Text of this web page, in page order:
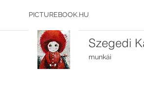
PICTUREBOOK.HU
Szegedi
munkái